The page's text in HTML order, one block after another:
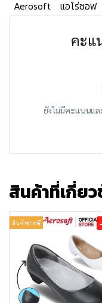
Aerosoft แอโร่ซอฟ
คะแ
ยังไม่มีคะแนนแ
สินค้าที่เกี่ย
สินค้าขายดี